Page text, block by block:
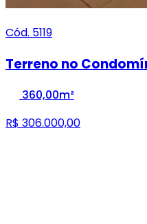
Cód. 5119
Terreno no
360,00m²
R$ 306.000,00